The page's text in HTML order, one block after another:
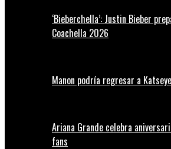
‘Bieberchella’: Justin Bieber
Coachella 2026
Manon podría regresar a
Ariana Grande celebra
fans